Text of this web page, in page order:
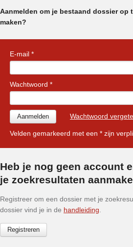
Aanmelden om je bestaand dossier
maken?
E-mail *
Wachtwoord *
Wachtwoord
Velden gemarkeerd met een * zijn
Heb je nog geen account
je zoekresultaten
Registreer om een dossier met je
dossier vind je in de handleiding
Registreren